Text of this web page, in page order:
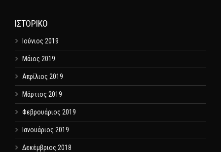
ΙΣΤΟΡΙΚΌ
Ιούνιος 2019
Μάιος 2019
Απρίλιος 2019
Μάρτιος 2019
Φεβρουάριος 2019
Ιανουάριος 2019
Δεκέμβριος 2018